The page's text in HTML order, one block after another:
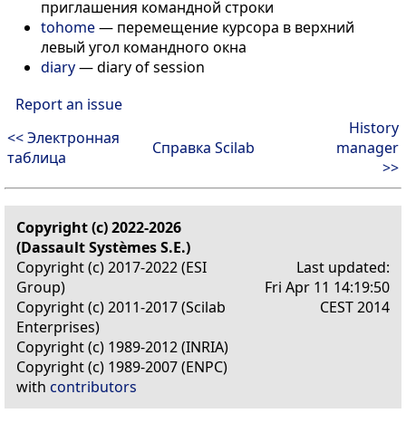
приглашения командной строки
tohome— перемещение курсора в верхний
левый угол командного окна
diary—diary of session
Report an issue
<< Электронная
таблица
Справка Scilab
History
manager
>>
Copyright (c) 2022-2026
(Dassault Systèmes S.E.)
Copyright (c) 2017-2022 (ESI
Group)
Copyright (c) 2011-2017 (Scilab
Enterprises)
Copyright (c) 1989-2012 (INRIA)
Copyright (c) 1989-2007 (ENPC)
with contributors
Last updated:
Fri Apr 11 14:19:50
CEST 2014